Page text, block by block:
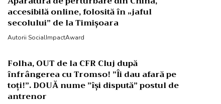
accesibilă online, folosită în „jaful
secolului” de la Timișoara
Autorii SocialImpactAward
Folha, OUT de la CFR Cluj după
înfrângerea cu Tromso! ”Îi dau afară pe
toți!”. DOUĂ nume ”își dispută” postul de
antrenor